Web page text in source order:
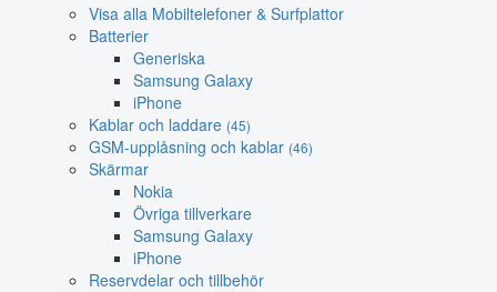
Visa alla Mobiltelefoner & Surfplattor
Batterier
Generiska
Samsung Galaxy
iPhone
Kablar och laddare (45)
GSM-upplåsning och kablar (46)
Skärmar
Nokia
Övriga tillverkare
Samsung Galaxy
iPhone
Reservdelar och tillbehör